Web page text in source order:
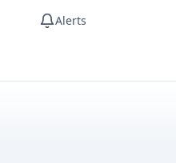
Alerts